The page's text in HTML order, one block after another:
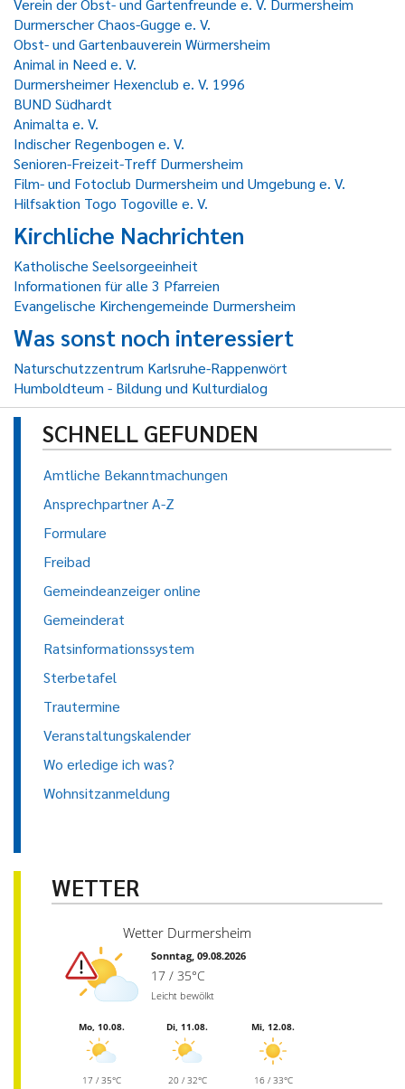
Verein der Obst- und Gartenfreunde e. V. Durmersheim
Durmerscher Chaos-Gugge e. V.
Obst- und Gartenbauverein Würmersheim
Animal in Need e. V.
Durmersheimer Hexenclub e. V. 1996
BUND Südhardt
Animalta e. V.
Indischer Regenbogen e. V.
Senioren-Freizeit-Treff Durmersheim
Film- und Fotoclub Durmersheim und Umgebung e. V.
Hilfsaktion Togo Togoville e. V.
Kirchliche Nachrichten
Katholische Seelsorgeeinheit
Informationen für alle 3 Pfarreien
Evangelische Kirchengemeinde Durmersheim
Was sonst noch interessiert
Naturschutzzentrum Karlsruhe-Rappenwört
Humboldteum - Bildung und Kulturdialog
SCHNELL GEFUNDEN
Amtliche Bekanntmachungen
Ansprechpartner A-Z
Formulare
Freibad
Gemeindeanzeiger online
Gemeinderat
Ratsinformationssystem
Sterbetafel
Trautermine
Veranstaltungskalender
Wo erledige ich was?
Wohnsitzanmeldung
WETTER
Wetter Durmersheim
Sonntag, 09.08.2026
17 / 35°C
Leicht bewölkt
Mo, 10.08.
17 / 35°C
Di, 11.08.
20 / 32°C
Mi, 12.08.
16 / 33°C